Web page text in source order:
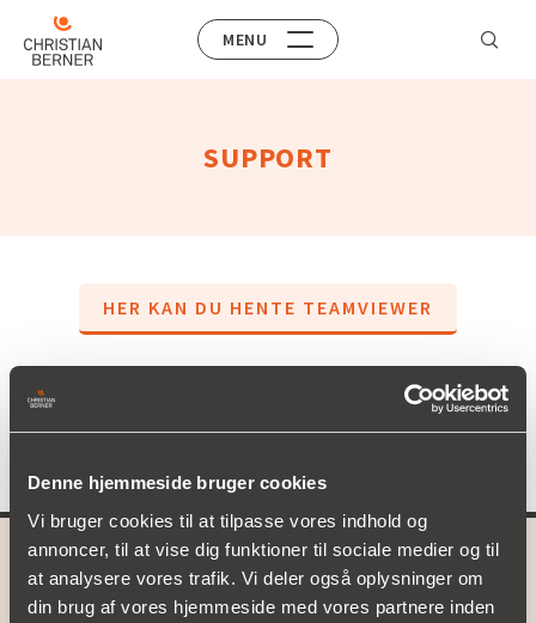
Denne hjemmeside bruger cookies
Vi bruger cookies til at tilpasse vores indhold og
annoncer, til at vise dig funktioner til sociale medier og til
at analysere vores trafik. Vi deler også oplysninger om
din brug af vores hjemmeside med vores partnere inden
MENU
SUPPORT
HER KAN DU HENTE TEAMVIEWER
Overstående link installerer TeamViewer, og kan kun
bruges efter anmodning fra Christian Berner IT Support.
A part ofChristian Berner